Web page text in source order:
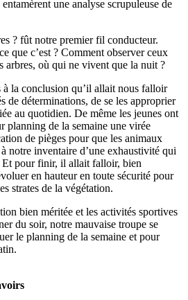
une analyse scrupuleuse de
? fût notre premier fil conducteur.
que c’est ? Comment observer ceux
arbres, où qui ne vivent que la nuit ?
à la conclusion qu’il allait nous falloir
de déterminations, de se les approprier
au quotidien. De même les jeunes ont
planning de la semaine une virée
de pièges pour que les animaux
notre inventaire d’une exhaustivité qui
Et pour finir, il allait falloir, bien
en hauteur en toute sécurité pour
strates de la végétation.
bien méritée et les activités sportives
du soir, notre mauvaise troupe se
le planning de la semaine et pour